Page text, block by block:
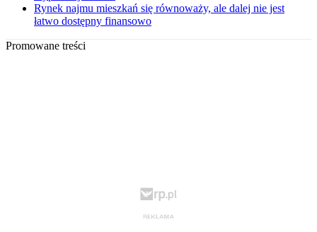
Rynek najmu mieszkań się równoważy, ale dalej nie jest
łatwo dostępny finansowo
Promowane treści